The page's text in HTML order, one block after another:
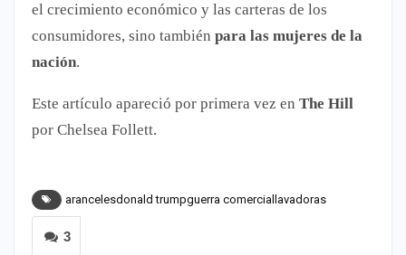
el crecimiento económico y las carteras de los
consumidores, sino también para las mujeres de la
nación.
Este artículo apareció por primera vez en The Hill
por Chelsea Follett.
arancelesdonald trumpguerra comerciallavadoras
3